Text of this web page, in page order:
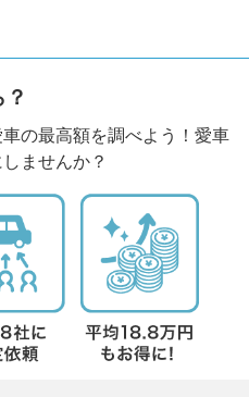
の最高額を調べよう！愛車
ませんか？